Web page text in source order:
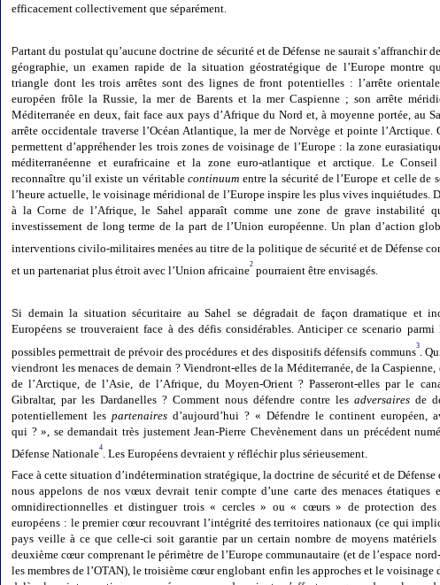
efficacement collectivement que séparément.
Partant du postulat qu’aucune doctrine de sécurité et de Défense ne saurait s’affranchir
géographie, un examen rapide de la situation géostratégique de l’Europe montre
triangle dont les trois arrêtes sont des lignes de front potentielles : l’arrête
européen frôle la Russie, la mer de Barents et la mer Caspienne ; son arrête
Méditerranée en deux, fait face aux pays d’Afrique du Nord et, à moyenne portée, au
arrête occidentale traverse l’Océan Atlantique, la mer de Norvège et pointe l’Arctique.
permettent d’appréhender les trois zones de voisinage de l’Europe : la zone
méditerranéenne et eurafricaine et la zone euro-atlantique et arctique. Le
reconnaître qu’il existe un véritablecontinuum entre la sécurité de l’Europe et celle de
l’heure actuelle, le voisinage méridional de l’Europe inspire les plus vives inquiétudes.
à la Corne de l’Afrique, le Sahel apparaît comme une zone de grave instabilité
investissement de long terme de la part de l’Union européenne. Un plan d’action
interventions civilo-militaires menées au titre de la politique de sécurité et de Défense
et un partenariat plus étroit avec l’Union africaine2 pourraient être envisagés.
Si demain la situation sécuritaire au Sahel se dégradait de façon dramatique et
Européens se trouveraient face à des défis considérables. Anticiper ce scenario parmi
possibles permettrait de prévoir des procédures et des dispositifs défensifs communs3.
viendront les menaces de demain ? Viendront-elles de la Méditerranée, de la Caspienne,
de l’Arctique, de l’Asie, de l’Afrique, du Moyen-Orient ? Passeront-elles par le
Gibraltar, par les Dardanelles ? Comment nous défendre contre les adversaires de
potentiellement les partenaires d’aujourd’hui ? « Défendre le continent européen,
qui ? », se demandait très justement Jean-Pierre Chevènement dans un précédent
Défense Nationale4 . Les Européens devraient y réfléchir plus sérieusement.
Face à cette situation d’indétermination stratégique, la doctrine de sécurité et de Défense
nous appelons de nos vœux devrait tenir compte d’une carte des menaces étatiques
omnidirectionnelles et distinguer trois « cercles » ou « cœurs » de protection des
européens : le premier cœur recouvrant l’intégrité des territoires nationaux (ce qui
pays veille à ce que celle-ci soit garantie par un certain nombre de moyens
deuxième cœur comprenant le périmètre de l’Europe communautaire (et de l’espace
les membres de l’OTAN), le troisième cœur englobant enfin les approches et le voisinage